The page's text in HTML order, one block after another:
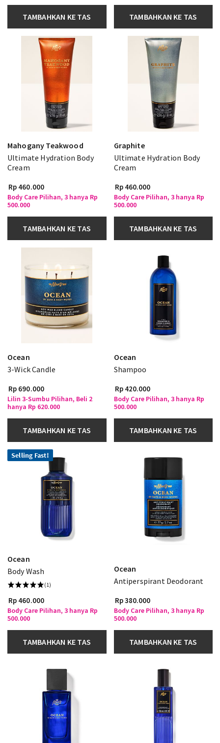
TAMBAHKAN KE TAS TAMBAHKAN KE TAS
Mahogany Teakwood
Ultimate Hydration Body
Cream
Rp 460.000
Body Care Pilihan, 3 hanya Rp
500.000
TAMBAHKAN KE TAS
Graphite
Ultimate Hydration Body
Cream
Rp 460.000
Body Care Pilihan, 3 hanya Rp
500.000
TAMBAHKAN KE TAS
Ocean
3-Wick Candle
Rp 690.000
Lilin 3-Sumbu Pilihan, Beli 2
hanya Rp 620.000
TAMBAHKAN KE TAS
Ocean
Shampoo
Rp 420.000
Body Care Pilihan, 3 hanya Rp
500.000
TAMBAHKAN KE TAS
Selling Fast!
Ocean
Body Wash
(1)
Rp 460.000
Body Care Pilihan, 3 hanya Rp
500.000
TAMBAHKAN KE TAS
Ocean
Antiperspirant Deodorant
Rp 380.000
Body Care Pilihan, 3 hanya Rp
500.000
TAMBAHKAN KE TAS